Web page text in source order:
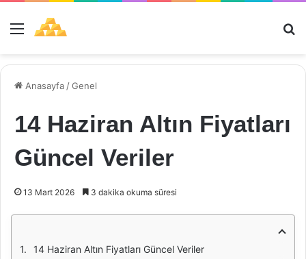
Menü
Anasayfa /Genel
14 Haziran Altın Fiyatları
Güncel Veriler
13 Mart 2026 3 dakika okuma süresi
14 Haziran Altın Fiyatları Güncel Veriler